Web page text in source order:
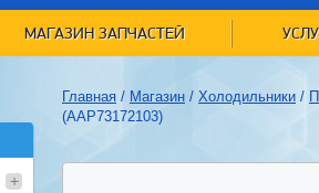
МАГАЗИН ЗАПЧАСТЕЙ
Главная / Магазин / Холодильники /
(AAP73172103)